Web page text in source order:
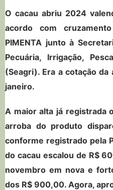
O cacau abriu 2024
acordo com
PIMENTA junto à
Pecuária, Irrigação,
(Seagri). Era a cotação
janeiro.
A maior alta já registrada
arroba do produto
conforme registrado pela
do cacau escalou de R$
novembro em nova e
dos R$ 900,00. Agora,